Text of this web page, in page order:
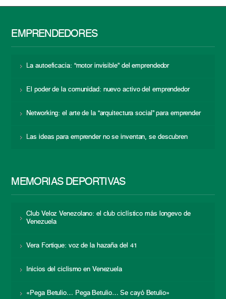
EMPRENDEDORES
La autoeficacia: “motor invisible” del emprendedor
El poder de la comunidad: nuevo activo del emprendedor
Networking: el arte de la “arquitectura social” para emprender
Las ideas para emprender no se inventan, se descubren
MEMORIAS DEPORTIVAS
Club Veloz Venezolano: el club ciclístico más longevo de
Venezuela
Vera Fortique: voz de la hazaña del 41
Inicios del ciclismo en Venezuela
«Pega Betulio… Pega Betulio… Se cayó Betulio»